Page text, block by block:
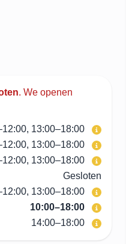
.We openen
13:00–18:00
13:00–18:00
13:00–18:00
Gesloten
13:00–18:00
10:00–18:00
14:00–18:00